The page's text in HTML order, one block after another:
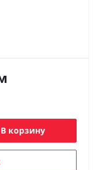
В корзину